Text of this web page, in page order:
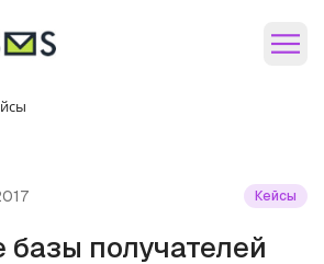
Кейсы
базы получателей